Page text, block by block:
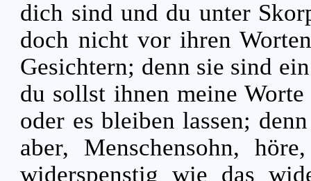
dich sind und du unter
doch nicht vor ihren
Gesichtern; denn sie sind
du sollst ihnen meine
oder es bleiben lassen;
aber, Menschensohn,
widerspenstig wie das